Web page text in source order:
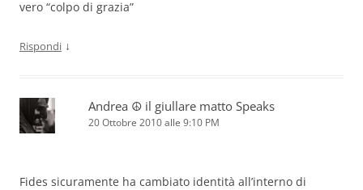
vero “colpo di grazia”
Rispondi ↓
Andrea ☮ il giullare matto Speaks
20 Ottobre 2010 alle 9:10 PM
Fides sicuramente ha cambiato identità all’interno di